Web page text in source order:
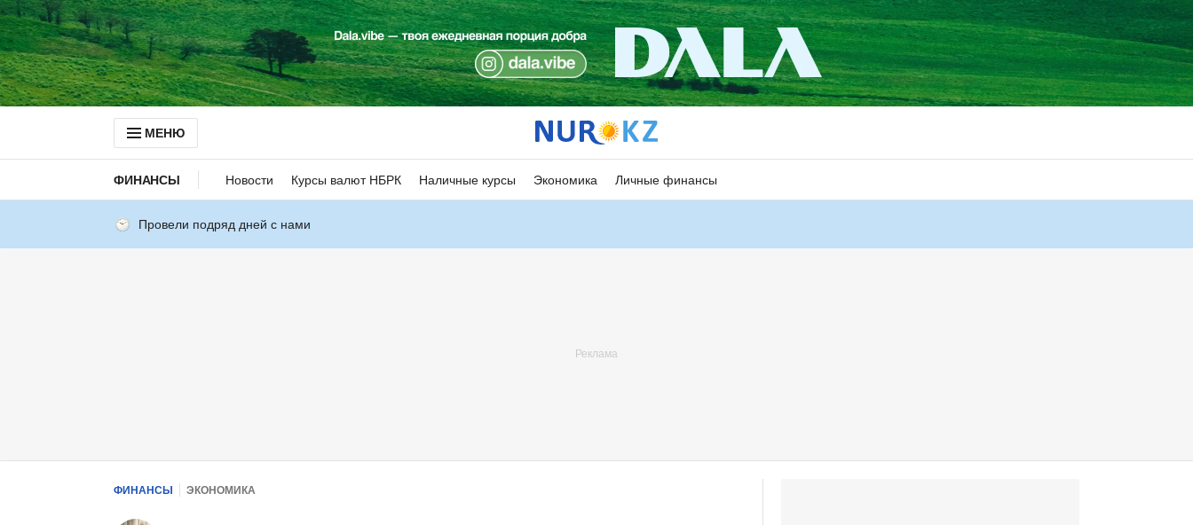
МЕНЮ
ФИНАНСЫ Новости Курсы валют НБРК Наличные курсы Экономика Личные финансы
Провели подряд дней с нами
ФИНАНСЫ ЭКОНОМИКА